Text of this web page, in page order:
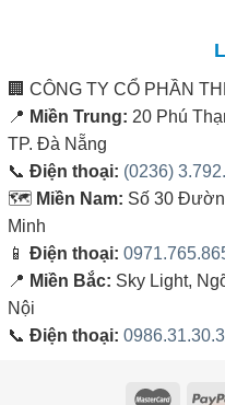
🏢 CÔNG TY CỔ PHẦN
📍 Miền Trung: 20 Phú
TP. Đà Nẵng
📞 Điện thoại: (0236)
🗺️ Miền Nam: Số 30
Minh
📱 Điện thoại:
📍 Miền Bắc: Sky Light,
Nội
📞 Điện thoại: